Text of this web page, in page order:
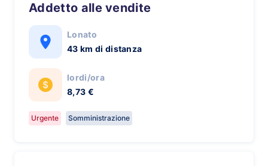
Addetto alle vendite
Lonato
43 km di distanza
lordi/ora
8,73 €
Urgente Somministrazione